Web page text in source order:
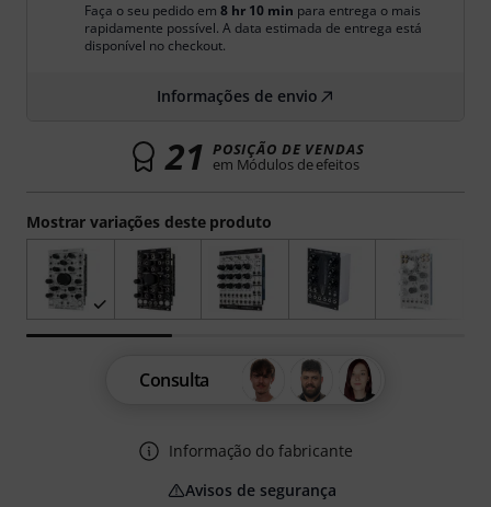
Mostrar variações deste produto
Faça o seu pedido em 8 hr 10 min para entrega o mais
rapidamente possível. A data estimada de entrega está
disponível no checkout.
Informações de envio
21 POSIÇÃO DE VENDAS
em Módulos de efeitos
Consulta
Informação do fabricante
Avisos de segurança